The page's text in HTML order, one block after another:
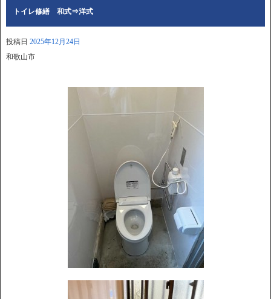
トイレ修繕 和式⇒洋式
投稿日 2025年12月24日
和歌山市